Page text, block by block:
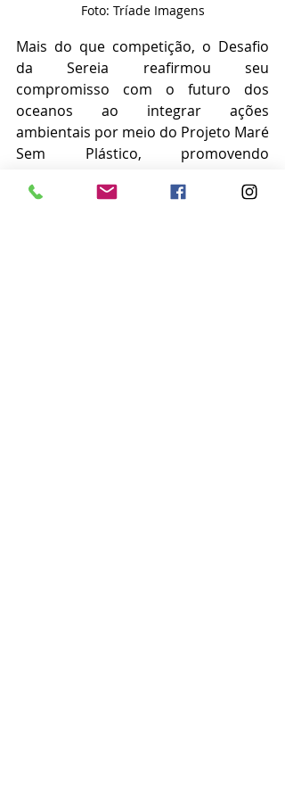
Foto: Tríade Imagens
Mais do que competição, o Desafio
da Sereia reafirmou seu
compromisso com o futuro dos
oceanos ao integrar ações
ambientais por meio do Projeto Maré
Sem Plástico, promovendo
e incentivo a práticas sustentáveis